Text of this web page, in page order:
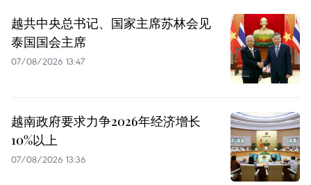
越共中央总书记、国家主席苏林会见
泰国国会主席
07/08/2026 13:47
越南政府要求力争2026年经济增长
10%以上
07/08/2026 13:36